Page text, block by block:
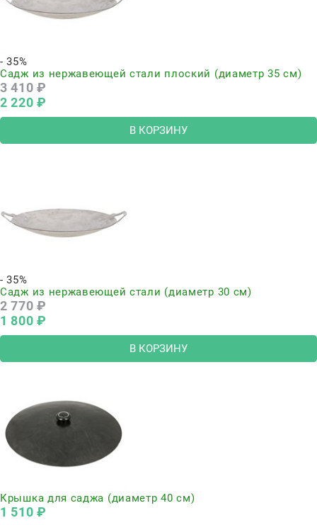
- 35%
Садж из нержавеющей стали плоский (диаметр 35 см)
3 410 ₽
2 220 ₽
В КОРЗИНУ
- 35%
Садж из нержавеющей стали (диаметр 30 см)
2 770 ₽
1 800 ₽
В КОРЗИНУ
Крышка для саджа (диаметр 40 см)
1 510 ₽